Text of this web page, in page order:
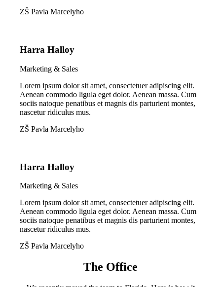
ZŠ Pavla Marcelyho
Harra Halloy
Marketing & Sales
Lorem ipsum dolor sit amet, consectetuer adipiscing elit.
Aenean commodo ligula eget dolor. Aenean massa. Cum
sociis natoque penatibus et magnis dis parturient montes,
nascetur ridiculus mus.
ZŠ Pavla Marcelyho
Harra Halloy
Marketing & Sales
Lorem ipsum dolor sit amet, consectetuer adipiscing elit.
Aenean commodo ligula eget dolor. Aenean massa. Cum
sociis natoque penatibus et magnis dis parturient montes,
nascetur ridiculus mus.
ZŠ Pavla Marcelyho
The Office